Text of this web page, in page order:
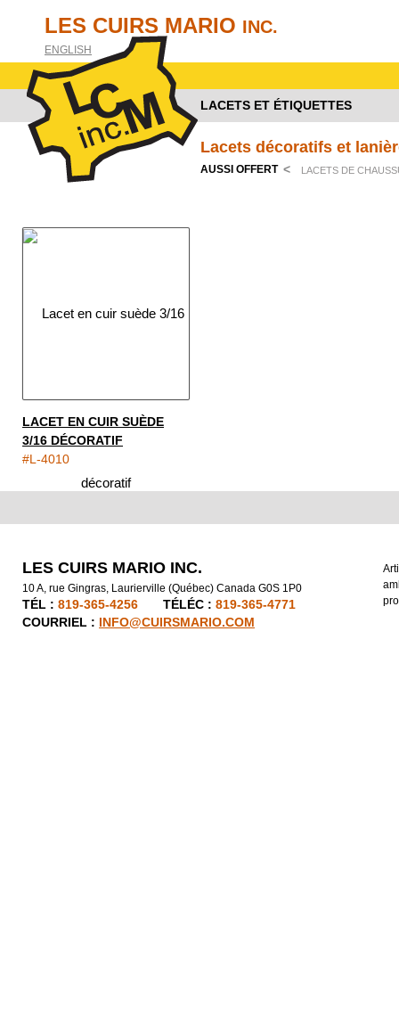
LES CUIRS MARIO INC.
ENGLISH
LACETS ET ÉTIQUETTES
Lacets décoratifs et
AUSSI OFFERT < LACETS DE
LACET EN CUIR SUÈDE
3/16 DÉCORATIF
#L-4010
LES CUIRS MARIO INC.
10 A, rue Gingras, Laurierville (Québec) Canada G0S 1P0
TÉL : 819-365-4256 TÉLÉC : 819-365-4771
COURRIEL :
INFO@CUIRSMARIO.COM